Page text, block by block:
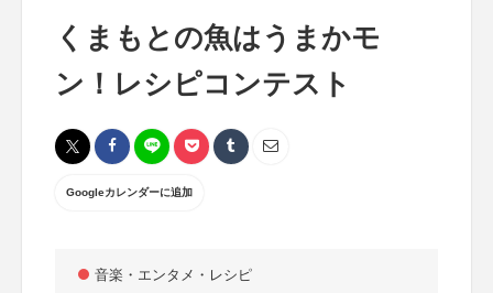
くまもとの魚はうまかモ
ン！レシピコンテスト
Googleカレンダーに追加
音楽・エンタメ・レシピ